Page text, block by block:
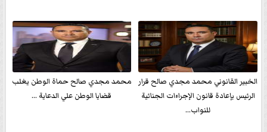
الخبير القانوني محمد مجدي صالح قرار
الرئيس بإعادة قانون الإجراءات الجنائية
للنواب...
محمد مجدي صالح حماة الوطن يغلب
قضايا الوطن علي الدعاية ...